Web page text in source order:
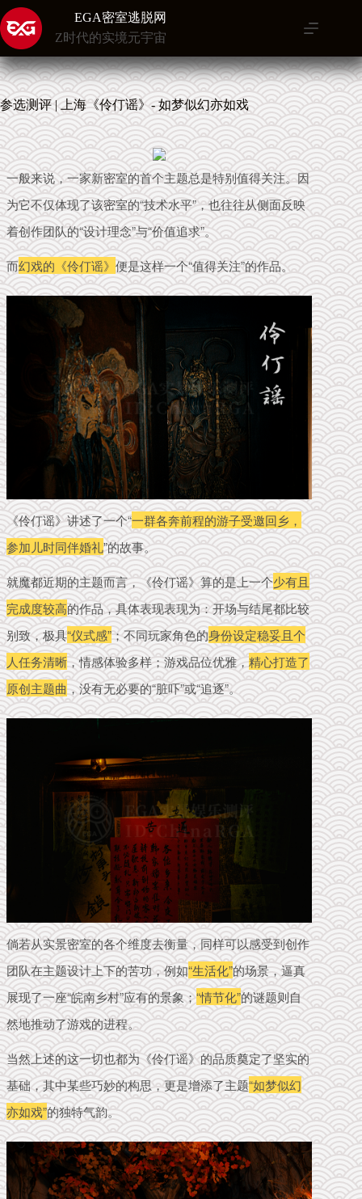
跳
至
内
容
EGA密室逃脱网
Z时代的实境元宇宙
参选测评 | 上海《伶仃谣》- 如梦似幻亦如戏
一般来说，一家新密室的首个主题总是特别值得关注。因
为它不仅体现了该密室的“技术水平”，也往往从侧面反映
着创作团队的“设计理念”与“价值追求”。
而幻戏的《伶仃谣》 便是这样一个“值得关注”的作品。
《伶仃谣》讲述了一个“一群各奔前程的游子受邀回乡，
参加儿时同伴婚礼”的故事。
就魔都近期的主题而言，《伶仃谣》算的是上一个少有且
完成度较高的作品，具体表现表现为：开场与结尾都比较
别致，极具“仪式感”；不同玩家角色的身份设定稳妥且个
人任务清晰，情感体验多样；游戏品位优雅，精心打造了
原创主题曲，没有无必要的“脏吓”或“追逐”。
倘若从实景密室的各个维度去衡量，同样可以感受到创作
团队在主题设计上下的苦功，例如“生活化”的场景，逼真
展现了一座“皖南乡村”应有的景象；“情节化”的谜题则自
然地推动了游戏的进程。
当然上述的这一切也都为《伶仃谣》的品质奠定了坚实的
基础，其中某些巧妙的构思，更是增添了主题“如梦似幻
亦如戏”的独特气韵。